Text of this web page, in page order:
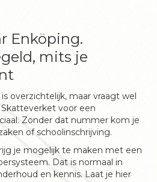
Enköping.
mits je
overzichtelijk, maar vraagt wel
voor een
Zonder dat nummer kom je
of schoolinschrijving.
je mogelijk te maken met een
Dat is normaal in
en kennis. Laat je hier